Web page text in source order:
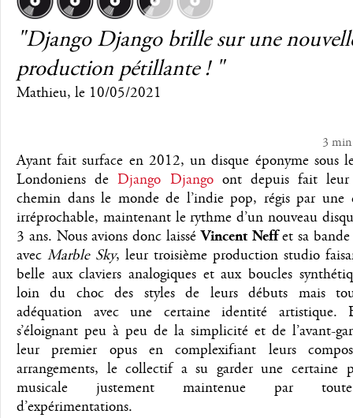
"Django Django brille sur une
production pétillante ! "
Mathieu, le 10/05/2021
3 min
Ayant fait surface en 2012, un disque éponyme sous
Londoniens deDjango Djangoont depuis fait
chemin dans le monde de l’indie pop, régis par une
irréprochable, maintenant le rythme d’un nouveau
3 ans. Nous avions donc laisséVincent Neffet sa
avec Marble Sky, leur troisième production studio
belle aux claviers analogiques et aux boucles
loin du choc des styles de leurs débuts mais
adéquation avec une certaine identité artistique.
s’éloignant peu à peu de la simplicité et de l’avant-
leur premier opus en complexifiant leurs
arrangements, le collectif a su garder une certaine
musicale justement maintenue par
d’expérimentations.